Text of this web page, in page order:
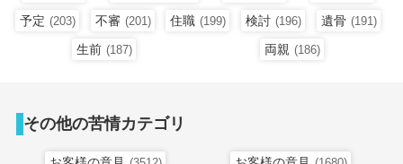
予定 (203) 不審 (201) 住職 (199) 検討 (196) 遺骨 (191)
生前 (187) 両親 (186)
その他の苦情カテゴリ